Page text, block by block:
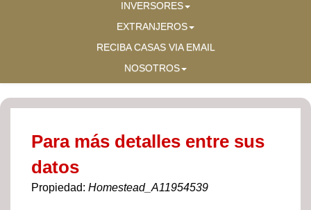
INVERSORES
EXTRANJEROS
RECIBA CASAS VIA EMAIL
NOSOTROS
Para más detalles entre sus
datos
Propiedad: Homestead_A11954539